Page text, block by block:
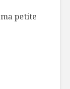
ma petite